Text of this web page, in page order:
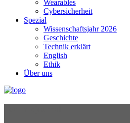
Wearables
Cybersicherheit
Spezial
Wissenschaftsjahr 2026
Geschichte
Technik erklärt
English
Ethik
Über uns